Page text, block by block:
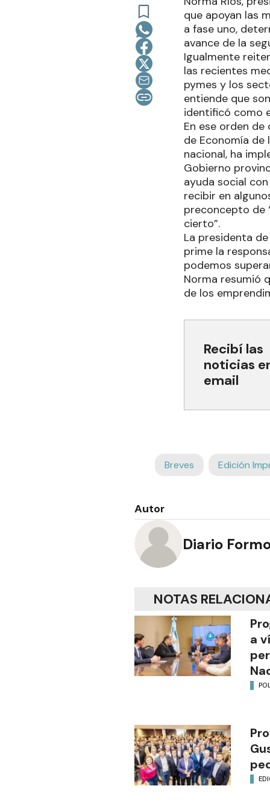
que apoyan las
a fase uno,
avance de la
Igualmente
las recientes
pymes y los
entiende que
identificó como
En ese orden
de Economía de
nacional, ha
Gobierno
ayuda social
recibir en
preconcepto de
cierto”.
La presidenta
prime la
podemos
Norma resumió
de los
Recibí las
noticias
email
Breves Edición
Autor
Diario
NOTAS
a